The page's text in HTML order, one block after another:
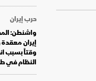
حرب إيران
واشنطن:
إيران
وقتاً بسبب
النظام في